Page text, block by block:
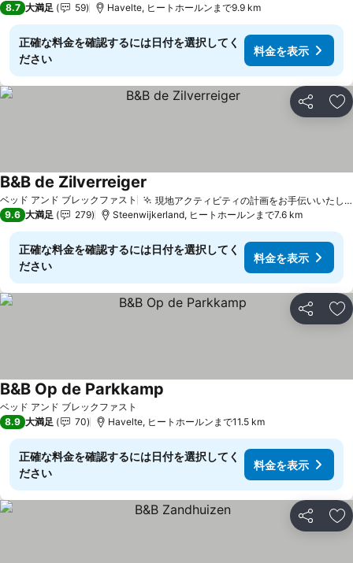
8.7 大満足 59 Havelte, ヒートホールンまで9.9 km
正確な料金を確認するには日付を選択してく
ださい
料金を表示
シェア お
ベッド アンド ブレックファスト 現地アクティビティの計画をお手伝いいたします
B&B de Zilverreiger
9.6 大満足 279 Steenwijkerland, ヒートホールンまで7.6 km
正確な料金を確認するには日付を選択してく
ださい
料金を表示
シェア お
ベッド アンド ブレックファスト
B&B Op de Parkkamp
8.9 大満足 70 Havelte, ヒートホールンまで11.5 km
正確な料金を確認するには日付を選択してく
ださい
料金を表示
シェア お